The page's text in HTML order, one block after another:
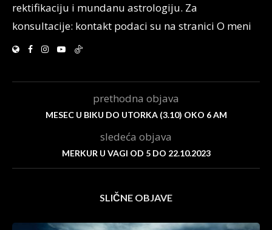
rektifikaciju i mundanu astrologiju. Za
konsultacije: kontakt podaci su na stranici O meni
prethodna objava
MESEC U BIKU DO UTORKA (3.10) OKO 6 AM
sledeća objava
MERKUR U VAGI OD 5 DO 22.10.2023
SLIČNE OBJAVE